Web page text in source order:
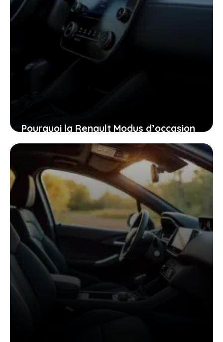
Pourquoi la Renault Modus d’occasion
pourrait bien être la voiture idéale
pour vous aujourd’hui
26 janvier 2026